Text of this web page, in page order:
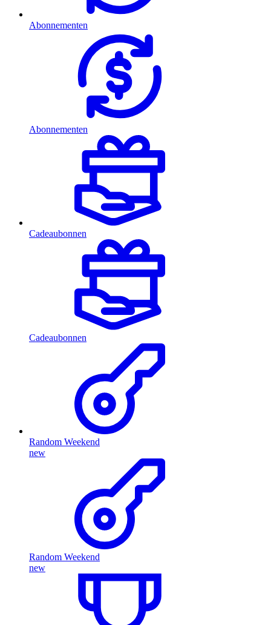
Abonnementen
Abonnementen
Cadeaubonnen
Cadeaubonnen
Random Weekend
new
Random Weekend
new